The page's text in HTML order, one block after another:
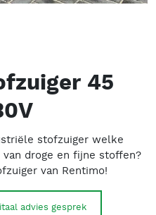
45
stofzuiger welke
droge en fijne stoffen?
van Rentimo!
advies gesprek